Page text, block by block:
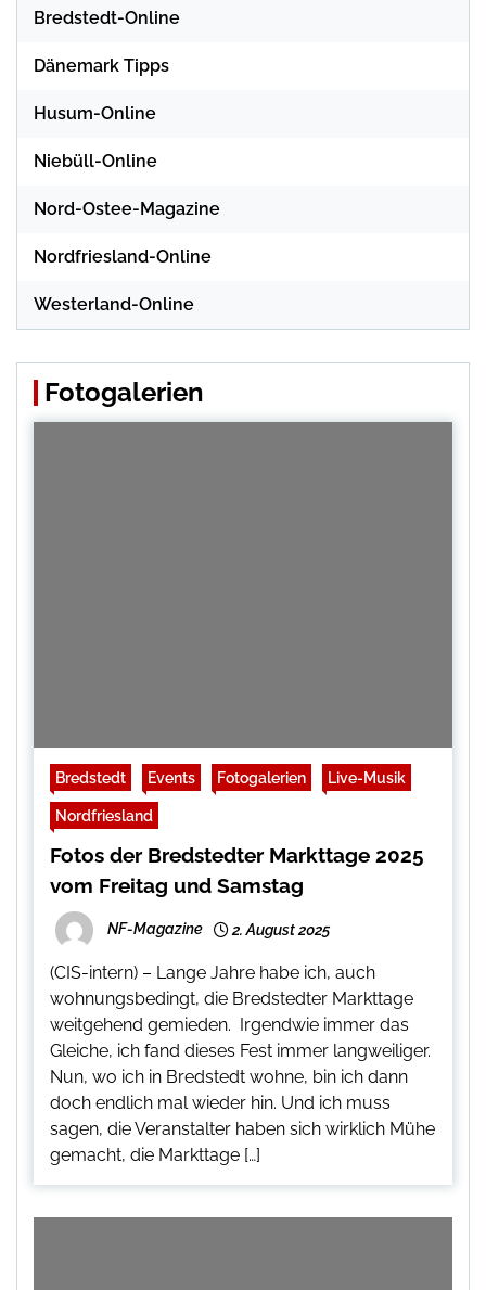
Bredstedt-Online
Dänemark Tipps
Husum-Online
Niebüll-Online
Nord-Ostee-Magazine
Nordfriesland-Online
Westerland-Online
Fotogalerien
Bredstedt Events Fotogalerien Live-Musik
Nordfriesland
Fotos der Bredstedter Markttage 2025
vom Freitag und Samstag
NF-Magazine 2. August 2025
(CIS-intern) – Lange Jahre habe ich, auch
wohnungsbedingt, die Bredstedter Markttage
weitgehend gemieden. Irgendwie immer das
Gleiche, ich fand dieses Fest immer langweiliger.
Nun, wo ich in Bredstedt wohne, bin ich dann
doch endlich mal wieder hin. Und ich muss
sagen, die Veranstalter haben sich wirklich Mühe
gemacht, die Markttage […]